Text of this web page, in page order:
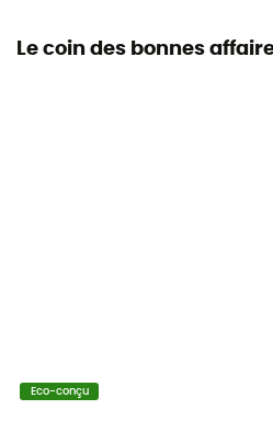
Le coin des bonnes
Eco-conçu